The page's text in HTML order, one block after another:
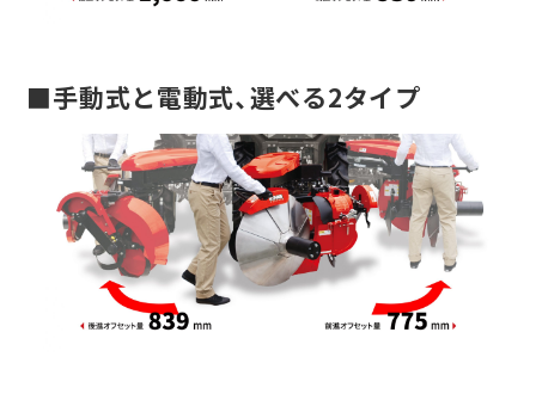
■手動式と電動式、選べる2タイプ